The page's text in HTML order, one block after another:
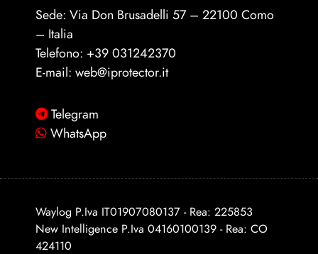
Sede: Via Don Brusadelli 57 – 22100 Como
– Italia
Telefono: +39 031242370
E-mail: web@iprotector.it
Telegram
WhatsApp
Waylog P.Iva IT01907080137 - Rea: 225853
New Intelligence P.Iva 04160100139 - Rea: CO
424110